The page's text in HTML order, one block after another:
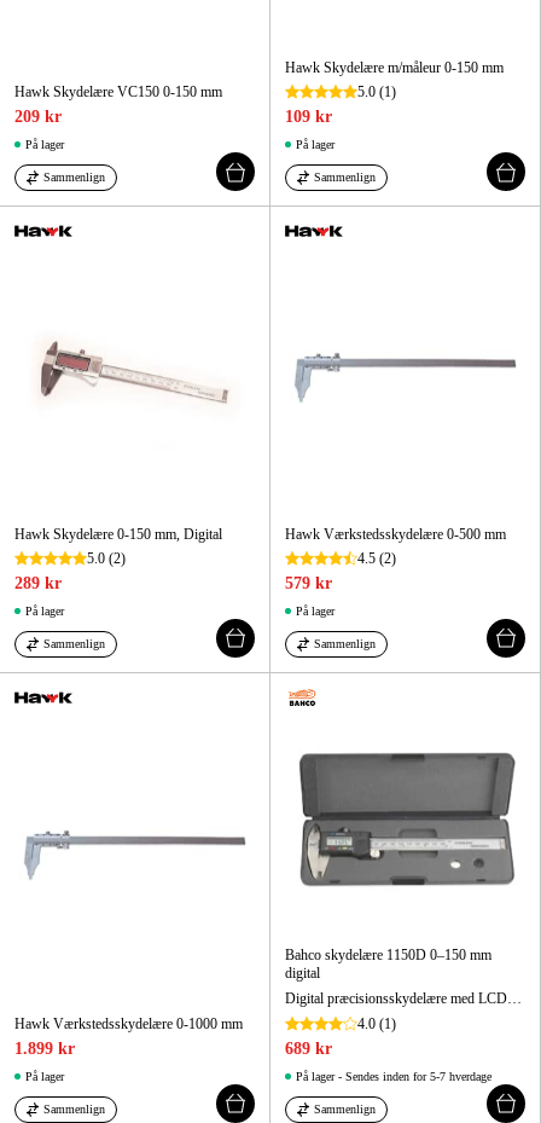
Hawk Skydelære VC150 0-150 mm
209 kr
På lager
Sammenlign
Hawk Skydelære m/måleur 0-150 mm
5.0 (1)
109 kr
På lager
Sammenlign
Hawk Skydelære 0-150 mm, Digital
5.0 (2)
289 kr
På lager
Sammenlign
Hawk Værkstedsskydelære 0-500 mm
4.5 (2)
579 kr
På lager
Sammenlign
Hawk Værkstedsskydelære 0-1000 mm
1.899 kr
På lager
Sammenlign
Bahco skydelære 1150D 0–150 mm
digital
Digital præcisionsskydelære med LCD-skærm 235 mm
4.0 (1)
689 kr
På lager - Sendes inden for 5-7 hverdage
Sammenlign